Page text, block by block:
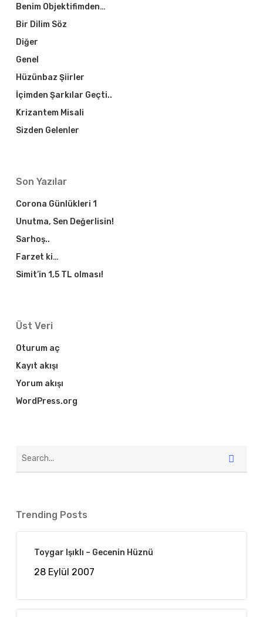
Benim Objektifimden…
Bir Dilim Söz
Diğer
Genel
Hüzünbaz Şiirler
İçimden Şarkılar Geçti..
Krizantem Misali
Sizden Gelenler
Son Yazılar
Corona Günlükleri 1
Unutma, Sen Değerlisin!
Sarhoş..
Farzet ki…
Simit’in 1,5 TL olması!
Üst Veri
Oturum aç
Kayıt akışı
Yorum akışı
WordPress.org
Trending Posts
Toygar Işıklı – Gecenin Hüznü
28 Eylül 2007